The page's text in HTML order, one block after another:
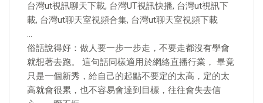
台灣ut視訊聊天下載, 台灣UT視訊快播, 台灣ut視訊下
載, 台灣ut聊天室視頻合集, 台灣ut聊天室視頻下載
…
俗話說得好：做人要一步一步走，不要走都沒有學會
就想著去跑。 這句話同樣適用於網絡直播行業， 畢竟
只是一個新秀，給自己的起點不要定的太高，定的太
高就會很累，也不容易會達到目標，往往會失去信